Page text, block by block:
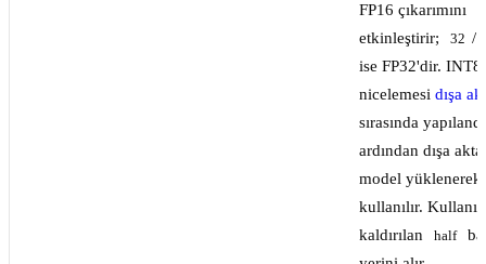
FP16 çıkarımını
etkinleştirir;
32 /
ise FP32'dir.
nicelemesi dışa
sırasında
ardından dışa
model yüklenerek
kullanılır.
kaldırılan
half